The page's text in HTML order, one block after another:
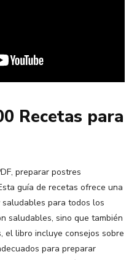
Recetas para
preparar postres
guía de recetas ofrece una
para todos los
saludables, sino que también
el libro incluye consejos sobre
para preparar